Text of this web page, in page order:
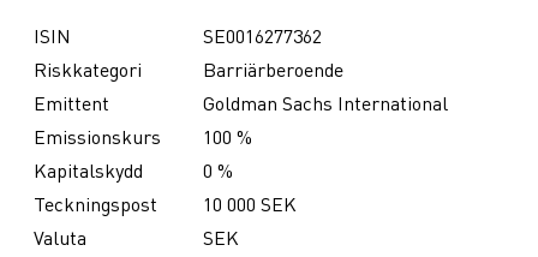
ISIN
SE0016277362
Riskkategori
Barriärberoende
Emittent
Goldman Sachs International
Emissionskurs
100 %
Kapitalskydd
0 %
Teckningspost
10 000 SEK
Valuta
SEK